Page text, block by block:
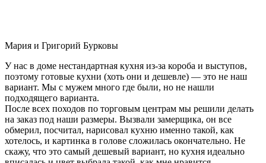
Мария и Григорий Бурковы
У нас в доме нестандартная кухня из-за короба и выступов,
поэтому готовые кухни (хоть они и дешевле) — это не наш
вариант. Мы с мужем много где были, но не нашли
подходящего варианта.
После всех походов по торговым центрам мы решили делать
на заказ под наши размеры. Вызвали замерщика, он все
обмерил, посчитал, нарисовал кухню именно такой, как
хотелось, и картинка в голове сложилась окончательно. Не
скажу, что это самый дешевый вариант, но кухня идеально